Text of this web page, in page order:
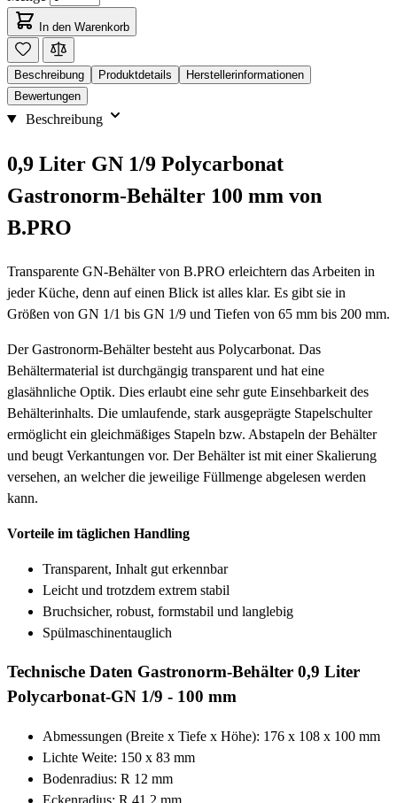
In den Warenkorb
Beschreibung Produktdetails
Herstellerinformationen
Bewertungen
Beschreibung
0,9 Liter GN 1/9 Polycarbonat
Gastronorm-Behälter 100 mm von
B.PRO
Transparente GN-Behälter von B.PRO erleichtern das Arbeiten in
jeder Küche, denn auf einen Blick ist alles klar. Es gibt sie in
Größen von GN 1/1 bis GN 1/9 und Tiefen von 65 mm bis 200 mm.
Der Gastronorm-Behälter besteht aus Polycarbonat. Das
Behältermaterial ist durchgängig transparent und hat eine
glasähnliche Optik. Dies erlaubt eine sehr gute Einsehbarkeit des
Behälterinhalts. Die umlaufende, stark ausgeprägte Stapelschulter
ermöglicht ein gleichmäßiges Stapeln bzw. Abstapeln der Behälter
und beugt Verkantungen vor. Der Behälter ist mit einer Skalierung
versehen, an welcher die jeweilige Füllmenge abgelesen werden
kann.
Vorteile im täglichen Handling
Transparent, Inhalt gut erkennbar
Leicht und trotzdem extrem stabil
Bruchsicher, robust, formstabil und langlebig
Spülmaschinentauglich
Technische Daten Gastronorm-Behälter 0,9 Liter
Polycarbonat-GN 1/9 - 100 mm
Abmessungen (Breite x Tiefe x Höhe): 176 x 108 x 100 mm
Lichte Weite: 150 x 83 mm
Bodenradius: R 12 mm